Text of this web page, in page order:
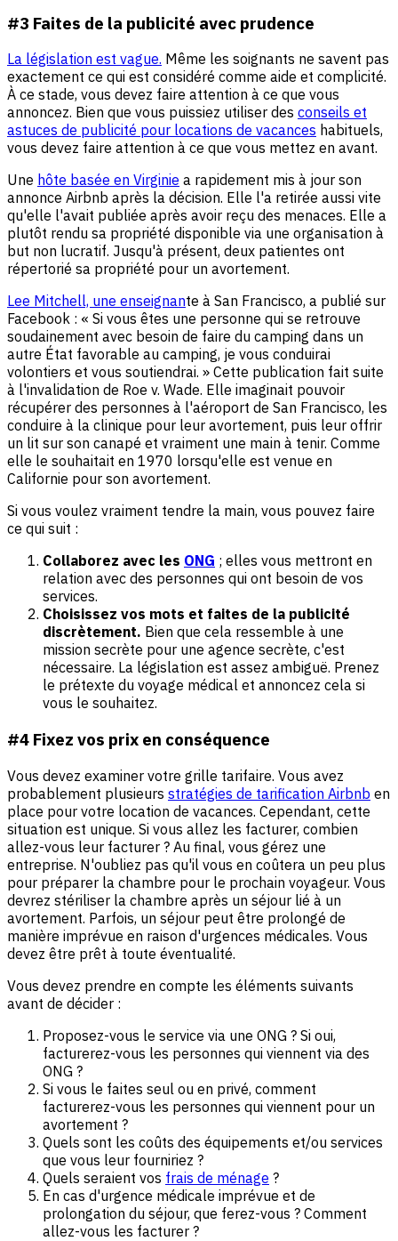
#3 Faites de la publicité avec prudence
La législation est vague. Même les soignants ne savent pas
exactement ce qui est considéré comme aide et complicité.
À ce stade, vous devez faire attention à ce que vous
annoncez. Bien que vous puissiez utiliser des conseils et
astuces de publicité pour locations de vacances habituels,
vous devez faire attention à ce que vous mettez en avant.
Une hôte basée en Virginie a rapidement mis à jour son
annonce Airbnb après la décision. Elle l'a retirée aussi vite
qu'elle l'avait publiée après avoir reçu des menaces. Elle a
plutôt rendu sa propriété disponible via une organisation à
but non lucratif. Jusqu'à présent, deux patientes ont
répertorié sa propriété pour un avortement.
Lee Mitchell, une enseignante à San Francisco, a publié sur
Facebook : « Si vous êtes une personne qui se retrouve
soudainement avec besoin de faire du camping dans un
autre État favorable au camping, je vous conduirai
volontiers et vous soutiendrai. » Cette publication fait suite
à l'invalidation de Roe v. Wade. Elle imaginait pouvoir
récupérer des personnes à l'aéroport de San Francisco, les
conduire à la clinique pour leur avortement, puis leur offrir
un lit sur son canapé et vraiment une main à tenir. Comme
elle le souhaitait en 1970 lorsqu'elle est venue en
Californie pour son avortement.
Si vous voulez vraiment tendre la main, vous pouvez faire
ce qui suit :
Collaborez avec les ONG ; elles vous mettront en
relation avec des personnes qui ont besoin de vos
services.
Choisissez vos mots et faites de la publicité
discrètement. Bien que cela ressemble à une
mission secrète pour une agence secrète, c'est
nécessaire. La législation est assez ambiguë. Prenez
le prétexte du voyage médical et annoncez cela si
vous le souhaitez.
#4 Fixez vos prix en conséquence
Vous devez examiner votre grille tarifaire. Vous avez
probablement plusieurs stratégies de tarification Airbnb en
place pour votre location de vacances. Cependant, cette
situation est unique. Si vous allez les facturer, combien
allez-vous leur facturer ? Au final, vous gérez une
entreprise. N'oubliez pas qu'il vous en coûtera un peu plus
pour préparer la chambre pour le prochain voyageur. Vous
devrez stériliser la chambre après un séjour lié à un
avortement. Parfois, un séjour peut être prolongé de
manière imprévue en raison d'urgences médicales. Vous
devez être prêt à toute éventualité.
Vous devez prendre en compte les éléments suivants
avant de décider :
Proposez-vous le service via une ONG ? Si oui,
facturerez-vous les personnes qui viennent via des
ONG ?
Si vous le faites seul ou en privé, comment
facturerez-vous les personnes qui viennent pour un
avortement ?
Quels sont les coûts des équipements et/ou services
que vous leur fourniriez ?
Quels seraient vos frais de ménage ?
En cas d'urgence médicale imprévue et de
prolongation du séjour, que ferez-vous ? Comment
allez-vous les facturer ?